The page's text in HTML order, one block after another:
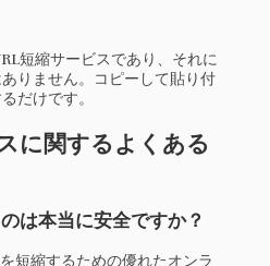
短縮サービスであり、それに
りません。コピーして貼り付
だけです。
に関するよくある
は本当に安全ですか？
短縮するための優れたオンラ